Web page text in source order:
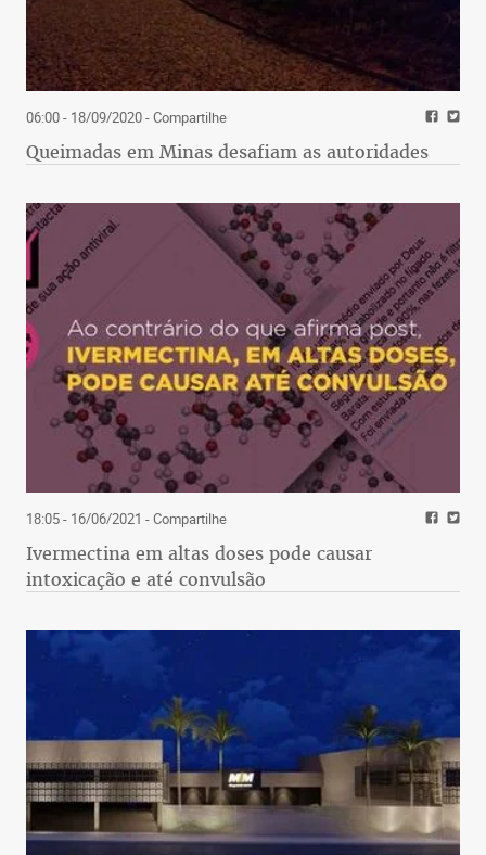
06:00 - 18/09/2020- Compartilhe
Queimadas em Minas desafiam as autoridades
18:05 - 16/06/2021 - Compartilhe
Ivermectina em altas doses pode causar
intoxicação e até convulsão